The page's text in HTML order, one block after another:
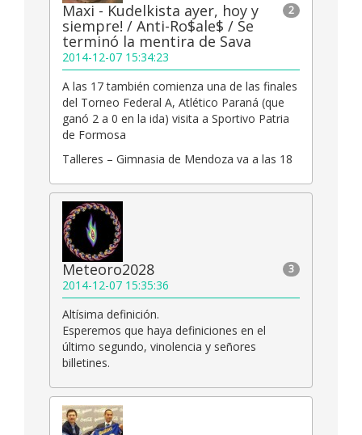
2
Maxi - Kudelkista ayer, hoy y
siempre! / Anti-Ro$ale$ / Se
terminó la mentira de Sava
2014-12-07 15:34:23
A las 17 también comienza una de las finales
del Torneo Federal A, Atlético Paraná (que
ganó 2 a 0 en la ida) visita a Sportivo Patria
de Formosa
Talleres – Gimnasia de Mendoza va a las 18
3
Meteoro2028
2014-12-07 15:35:36
Altísima definición.
Esperemos que haya definiciones en el
último segundo, vinolencia y señores
billetines.